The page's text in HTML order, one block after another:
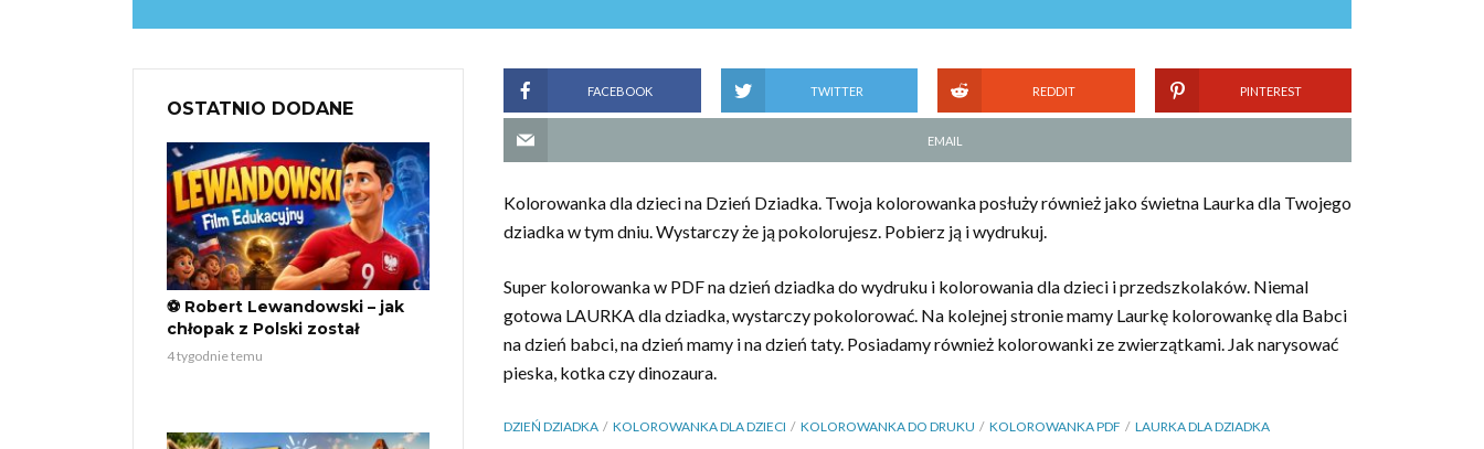
OSTATNIO DODANE
⚽ Robert Lewandowski – jak
chłopak z Polski został
legendą światowego futbolu?
4 tygodnie temu
FACEBOOK TWITTER REDDIT PINTEREST
EMAIL
Kolorowanka dla dzieci na Dzień Dziadka. Twoja kolorowanka posłuży również jako świetna Laurka dla Twojego
dziadka w tym dniu. Wystarczy że ją pokolorujesz. Pobierz ją i wydrukuj.
Super kolorowanka w PDF na dzień dziadka do wydruku i kolorowania dla dzieci i przedszkolaków. Niemal
gotowa LAURKA dla dziadka, wystarczy pokolorować. Na kolejnej stronie mamy Laurkę kolorowankę dla Babci
na dzień babci, na dzień mamy i na dzień taty. Posiadamy również kolorowanki ze zwierzątkami. Jak narysować
pieska, kotka czy dinozaura.
DZIEŃ DZIADKA KOLOROWANKA DLA DZIECI KOLOROWANKA DO DRUKU KOLOROWANKA PDF LAURKA DLA DZIADKA